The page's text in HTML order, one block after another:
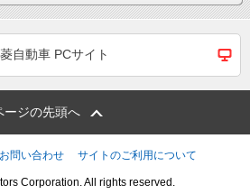
自動車 PCサイト
ージの先頭へ
お問い合わせ サイトのご利用について
Corporation. All rights reserved.